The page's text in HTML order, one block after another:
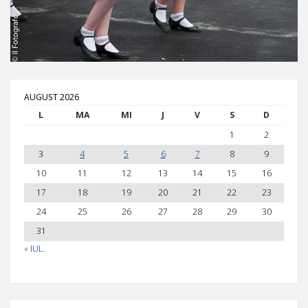
AUGUST 2026
L
MA MI J V S D
« IUL.
1
2
3
4 5 6 7 8
9
10
11 12 13 14 15
16
17
18 19 20 21 22
23
24
25 26 27 28 29
30
31